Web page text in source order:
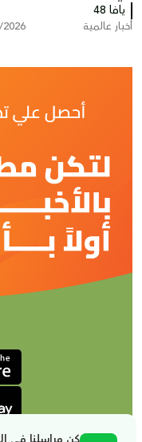
هتافات وصفارات إنذار
مقر إقامته
يافا 48
أخبار عالمية